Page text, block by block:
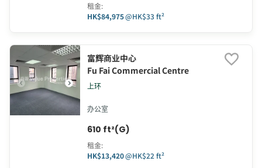
租金:
HK$84,975@HK$33 ft²
富辉商业中心
Fu Fai Commercial Centre
上环
办公室
610 ft²(G)
租金:
HK$13,420@HK$22 ft²